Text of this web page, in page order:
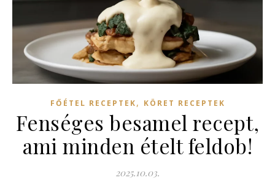
FŐÉTEL RECEPTEK, KÖRET RECEPTEK
Fenséges besamel recept,
ami minden ételt feldob!
2025.10.03.